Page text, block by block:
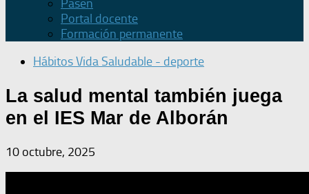
Pasen
Portal docente
Formación permanente
Hábitos Vida Saludable - deporte
La salud mental también juega
en el IES Mar de Alborán
10 octubre, 2025